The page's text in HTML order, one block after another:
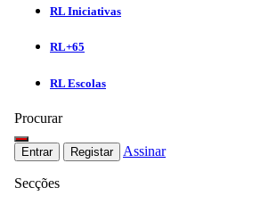
RL Iniciativas
RL+65
RL Escolas
Procurar
Entrar Registar Assinar
Secções